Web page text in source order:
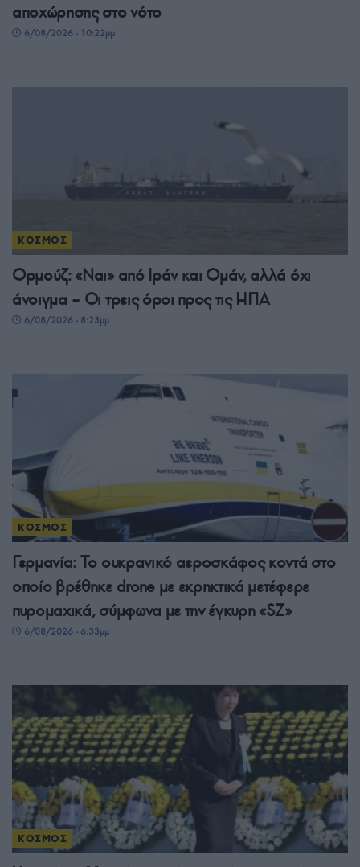
αποχώρησης στο νότο
6/08/2026 - 10:22μμ
ΚΟΣΜΟΣ
Ορμούζ: «Ναι» από Ιράν και Ομάν, αλλά όχι
άνοιγμα – Οι τρεις όροι προς τις ΗΠΑ
6/08/2026 - 8:23μμ
ΚΟΣΜΟΣ
Γερμανία: Το ουκρανικό αεροσκάφος κοντά στο
οποίο βρέθηκε drone με εκρηκτικά μετέφερε
πυρομαχικά, σύμφωνα με την έγκυρη «SZ»
6/08/2026 - 6:33μμ
ΚΟΣΜΟΣ